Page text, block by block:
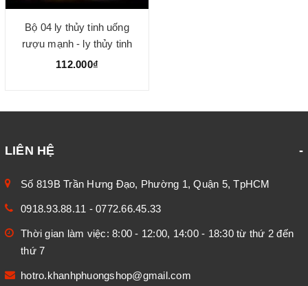
Bộ 04 ly thủy tinh uống
rượu mạnh - ly thủy tinh
cao cấp
112.000₫
LIÊN HỆ
Số 819B Trần Hưng Đạo, Phường 1, Quận 5, TpHCM
0918.93.88.11 - 0772.66.45.33
Thời gian làm việc: 8:00 - 12:00, 14:00 - 18:30 từ thứ 2 đến
thứ 7
hotro.khanhphuongshop@gmail.com